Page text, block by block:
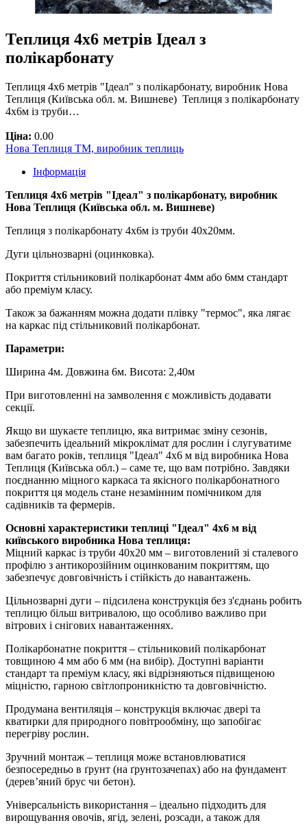
Теплиця 4х6 метрів Ідеал з
полікарбонату
Теплиця 4х6 метрів "Ідеал" з полікарбонату, виробник Нова
Теплиця (Київська обл. м. Вишневе) Теплиця з полікарбонату
4х6м із труби…
Ціна: 0.00
Нова Теплиця ТМ, виробник теплиць
Інформація
Теплиця 4х6 метрів "Ідеал" з полікарбонату, виробник
Нова Теплиця (Київська обл. м. Вишневе)
Теплиця з полікарбонату 4х6м із труби 40х20мм.
Дуги цільнозварні (оцинковка).
Покриття стільниковий полікарбонат 4мм або 6мм стандарт
або преміум класу.
Також за бажанням можна додати плівку "термос", яка лягає
на каркас під стільниковий полікарбонат.
Параметри:
Ширина 4м. Довжина 6м. Висота: 2,40м
При виготовленні на замволення є можливість додавати
секції.
Якщо ви шукаєте теплицю, яка витримає зміну сезонів,
забезпечить ідеальний мікроклімат для рослин і слугуватиме
вам багато років, теплиця "Ідеал" 4х6 м від виробника Нова
Теплиця (Київська обл.) – саме те, що вам потрібно. Завдяки
поєднанню міцного каркаса та якісного полікарбонатного
покриття ця модель стане незамінним помічником для
садівників та фермерів.
Основні характеристики теплиці "Ідеал" 4х6 м від
київського виробника Нова теплиця:
Міцний каркас із труби 40х20 мм – виготовлений зі сталевого
профілю з антикорозійним оцинкованим покриттям, що
забезпечує довговічність і стійкість до навантажень.
Цільнозварні дуги – підсилена конструкція без з'єднань робить
теплицю більш витривалою, що особливо важливо при
вітрових і снігових навантаженнях.
Полікарбонатне покриття – стільниковий полікарбонат
товщиною 4 мм або 6 мм (на вибір). Доступні варіанти
стандарт та преміум класу, які відрізняються підвищеною
міцністю, гарною світлопроникністю та довговічністю.
Продумана вентиляція – конструкція включає двері та
кватирки для природного повітрообміну, що запобігає
перегріву рослин.
Зручний монтаж – теплиця може встановлюватися
безпосередньо в ґрунт (на ґрунтозачепах) або на фундамент
(дерев’яний брус чи бетон).
Універсальність використання – ідеально підходить для
вирощування овочів, ягід, зелені, розсади, а також для